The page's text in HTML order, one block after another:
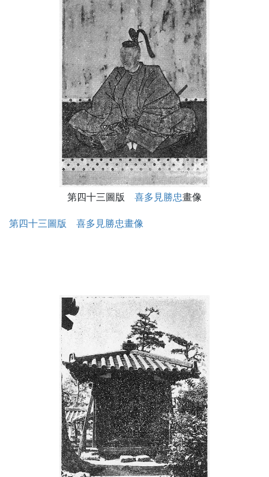
第四十三圖版 喜多見勝忠畫像
第四十三圖版 喜多見勝忠畫像